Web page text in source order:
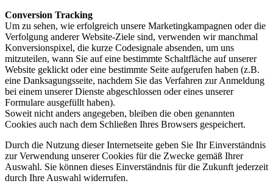
Conversion Tracking
Um zu sehen, wie erfolgreich unsere Marketingkampagnen oder die
Verfolgung anderer Website-Ziele sind, verwenden wir manchmal
Konversionspixel, die kurze Codesignale absenden, um uns
mitzuteilen, wann Sie auf eine bestimmte Schaltfläche auf unserer
Website geklickt oder eine bestimmte Seite aufgerufen haben (z.B.
eine Danksagungsseite, nachdem Sie das Verfahren zur Anmeldung
bei einem unserer Dienste abgeschlossen oder eines unserer
Formulare ausgefüllt haben).
Soweit nicht anders angegeben, bleiben die oben genannten
Cookies auch nach dem Schließen Ihres Browsers gespeichert.
Durch die Nutzung dieser Internetseite geben Sie Ihr Einverständnis
zur Verwendung unserer Cookies für die Zwecke gemäß Ihrer
Auswahl. Sie können dieses Einverständnis für die Zukunft jederzeit
durch Ihre Auswahl widerrufen.